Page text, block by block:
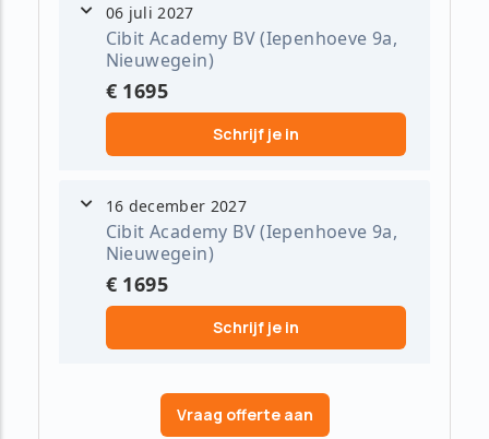
06 juli 2027
€ 1695
Schrijf je in
Cibit Academy BV (Iepenhoeve 9a,
Nieuwegein)
16 december 2027
€ 1695
Schrijf je in
Cibit Academy BV (Iepenhoeve 9a,
Nieuwegein)
Vraag offerte aan